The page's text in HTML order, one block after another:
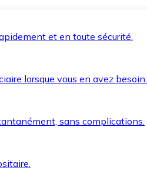
et en toute sécurité.
lorsque vous en avez besoin.
sans complications.